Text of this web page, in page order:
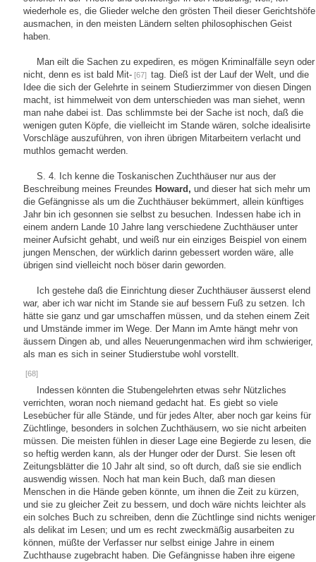
wiederhole es, die Glieder welche den grösten Theil dieser Gerichtshöfe
ausmachen, in den meisten Ländern selten philosophischen Geist
haben.
Man eilt die Sachen zu expediren, es mögen Kriminalfälle seyn oder
nicht, denn es ist bald Mit- [67] tag. Dieß ist der Lauf der Welt, und die
Idee die sich der Gelehrte in seinem Studierzimmer von diesen Dingen
macht, ist himmelweit von dem unterschieden was man siehet, wenn
man nahe dabei ist. Das schlimmste bei der Sache ist noch, daß die
wenigen guten Köpfe, die vielleicht im Stande wären, solche idealisirte
Vorschläge auszuführen, von ihren übrigen Mitarbeitern verlacht und
muthlos gemacht werden.
S. 4. Ich kenne die Toskanischen Zuchthäuser nur aus der
Beschreibung meines Freundes Howard, und dieser hat sich mehr um
die Gefängnisse als um die Zuchthäuser bekümmert, allein künftiges
Jahr bin ich gesonnen sie selbst zu besuchen. Indessen habe ich in
einem andern Lande 10 Jahre lang verschiedene Zuchthäuser unter
meiner Aufsicht gehabt, und weiß nur ein einziges Beispiel von einem
jungen Menschen, der würklich darinn gebessert worden wäre, alle
übrigen sind vielleicht noch böser darin geworden.
Ich gestehe daß die Einrichtung dieser Zuchthäuser äusserst elend
war, aber ich war nicht im Stande sie auf bessern Fuß zu setzen. Ich
hätte sie ganz und gar umschaffen müssen, und da stehen einem Zeit
und Umstände immer im Wege. Der Mann im Amte hängt mehr von
äussern Dingen ab, und alles Neuerungenmachen wird ihm schwieriger,
als man es sich in seiner Studierstube wohl vorstellt.
[68]
Indessen könnten die Stubengelehrten etwas sehr Nützliches
verrichten, woran noch niemand gedacht hat. Es giebt so viele
Lesebücher für alle Stände, und für jedes Alter, aber noch gar keins für
Züchtlinge, besonders in solchen Zuchthäusern, wo sie nicht arbeiten
müssen. Die meisten fühlen in dieser Lage eine Begierde zu lesen, die
so heftig werden kann, als der Hunger oder der Durst. Sie lesen oft
Zeitungsblätter die 10 Jahr alt sind, so oft durch, daß sie sie endlich
auswendig wissen. Noch hat man kein Buch, daß man diesen
Menschen in die Hände geben könnte, um ihnen die Zeit zu kürzen,
und sie zu gleicher Zeit zu bessern, und doch wäre nichts leichter als
ein solches Buch zu schreiben, denn die Züchtlinge sind nichts weniger
als delikat im Lesen; und um es recht zweckmäßig ausarbeiten zu
können, müßte der Verfasser nur selbst einige Jahre in einem
Zuchthause zugebracht haben. Die Gefängnisse haben ihre eigene